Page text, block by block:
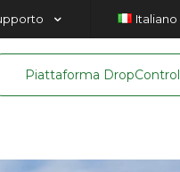
Italiano
Piattaforma DropControl